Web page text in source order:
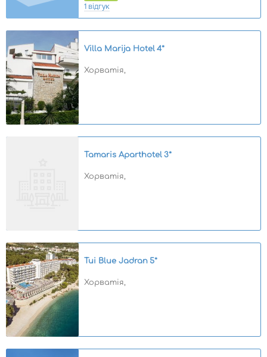
1 відгук
Villa Marija Hotel 4*
Хорватія,
Tamaris Aparthotel 3*
Хорватія,
Tui Blue Jadran 5*
Хорватія,